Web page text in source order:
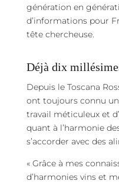
génération en
d’informations pour
tête chercheuse.
Déjà dix
Depuis le Toscana
ont toujours connu
travail méticuleux et
quant à l’harmonie
s’accorder avec des
« Grâce à mes
d’harmonies vins et